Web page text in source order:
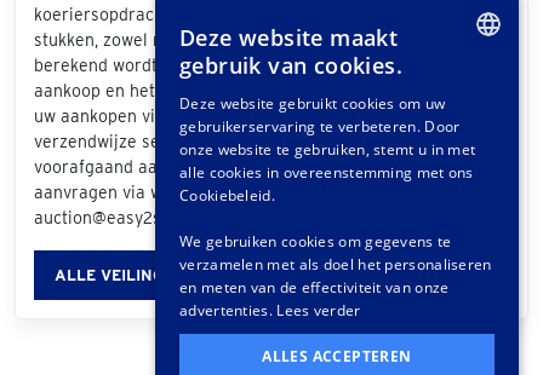
koeriersopdrachten tot het vervoeren van exclusieve
stukken, zowel nationaal als internationaal. De prijs die
berekend wordt is afhankelijk van de grootte van uw
aankoop en het bezorgadres. Als u bij de afhandeling van
uw aankopen via het klantportaal "Easy2Send" als
verzendwijze selecteert, ontvangt u een offerte. Ook
voorafgaand aan de veiling kunt u vrijblijvend een offerte
aanvragen via www.easy2send.nl/veilingen |
auction@easy2send.nl | Telefoon: (+31) 88 330 0999.
ALLE VEILINGINFORMATIE
GERMAN
FRENCH
Deze website maakt
gebruik van cookies.
Deze website gebruikt cookies om uw
gebruikerservaring te verbeteren. Door
onze website te gebruiken, stemt u in met
alle cookies in overeenstemming met ons
Cookiebeleid.
We gebruiken cookies om gegevens te
verzamelen met als doel het personaliseren
en meten van de effectiviteit van onze
advertenties. Lees verder
ALLES ACCEPTEREN